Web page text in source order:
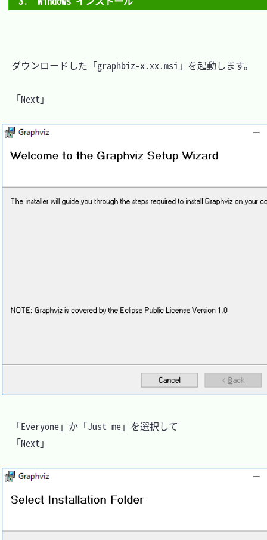
ダウンロードした「graphbiz-x.xx.msi」を起動します。
「Next」
「Everyone」か「Just me」を選択して
「Next」